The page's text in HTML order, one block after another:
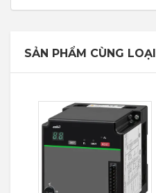
SẢN PHẨM CÙNG LOẠI